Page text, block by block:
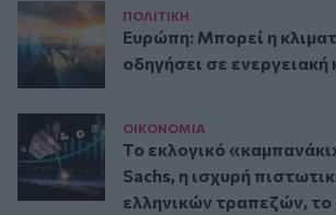
ΠΟΛΙΤΙΚΗ
Ευρώπη: Μπορεί η
οδηγήσει σε ενεργειακή
ΟΙΚΟΝΟΜΙΑ
Το εκλογικό
Sachs, η ισχυρή
ελληνικών τραπεζών, το